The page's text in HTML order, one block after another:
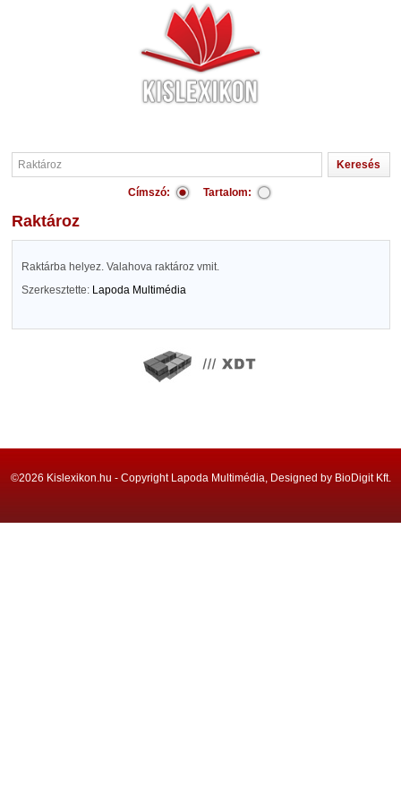
Címszó: Tartalom:
Raktároz
Raktárba helyez. Valahova raktároz vmit.
Szerkesztette: Lapoda Multimédia
©2026 Kislexikon.hu - Copyright Lapoda Multimédia, Designed by BioDigit Kft.